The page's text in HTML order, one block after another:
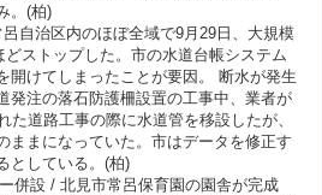
。(柏)
自治区内のほぼ全域で9月29日、大規模
ストップした。市の水道台帳システム
開けてしまったことが要因。 断水が発生
発注の落石防護柵設置の工事中、業者が
道路工事の際に水道管を移設したが、
ままになっていた。市はデータを修正す
としている。(柏)
併設 / 北見市常呂保育園の園舎が完成